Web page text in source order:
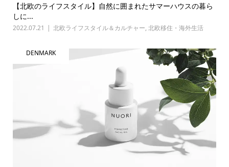
【北欧のライフスタイル】自然に囲まれたサマーハウスの暮ら
しに...
2022.07.21 北欧ライフスタイル＆カルチャー, 北欧移住・海外生活
DENMARK